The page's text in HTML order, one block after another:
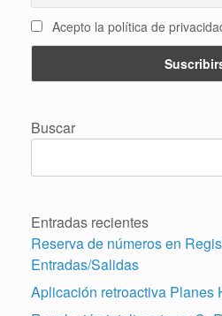
Acepto la política de
Buscar
Entradas recientes
Reserva de números en
Entradas/Salidas
Aplicación retroactiva Planes